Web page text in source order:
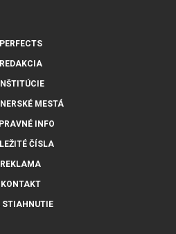
PERFECTS
REDAKCIA
INŠTITÚCIE
MESTÁ
INFO
ČÍSLA
REKLAMA
KONTAKT
STIAHNUTIE